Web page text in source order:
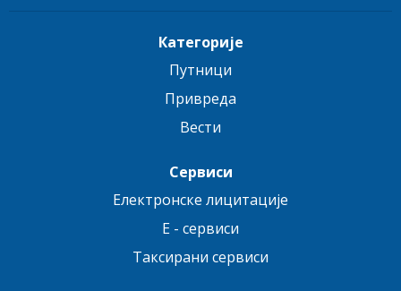
Категорије
Путници
Привреда
Вести
Сервиси
Електронске лицитације
E - сервиси
Таксирани сервиси